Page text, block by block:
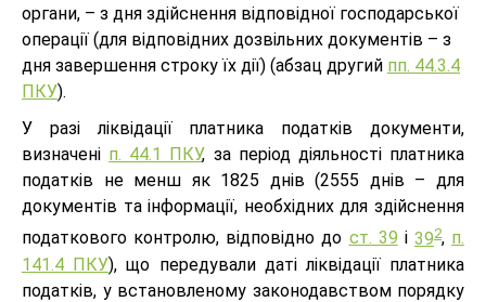
органи, – з дня здійснення відповідної господарської
операції (для відповідних дозвільних документів – з
дня завершення строку їх дії) (абзац другий пп. 44.3.4
ПКУ).
У разі ліквідації платника податків документи,
визначені п. 44.1 ПКУ, за період діяльності платника
податків не менш як 1825 днів (2555 днів – для
документів та інформації, необхідних для здійснення
податкового контролю, відповідно до ст. 39 і 392, п.
141.4 ПКУ), що передували даті ліквідації платника
податків, у встановленому законодавством порядку